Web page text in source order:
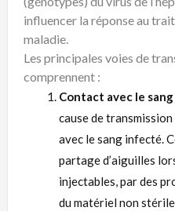
influencer la réponse au
maladie.
Les principales voies de
comprennent :
Contact avec le
cause de
avec le sang infecté.
partage d’aiguilles
injectables, par des
du matériel non